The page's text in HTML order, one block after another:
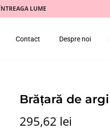
LUME
Contact Despre noi
Brățară de
295,62 lei